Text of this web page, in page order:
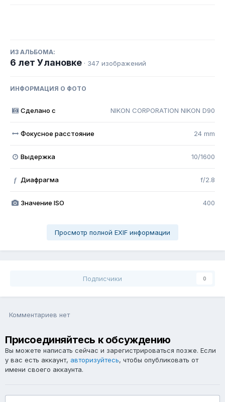
ИЗ АЛЬБОМА:
6 лет Улановке · 347 изображений
ИНФОРМАЦИЯ О ФОТО
Сделано с NIKON CORPORATION NIKON D90
Фокусное расстояние 24 mm
Выдержка 10/1600
f Диафрагма f/2.8
Значение ISO 400
Просмотр полной EXIF информации
Подписчики 0
Комментариев нет
Присоединяйтесь к обсуждению
Вы можете написать сейчас и зарегистрироваться позже. Если
у вас есть аккаунт, авторизуйтесь, чтобы опубликовать от
имени своего аккаунта.